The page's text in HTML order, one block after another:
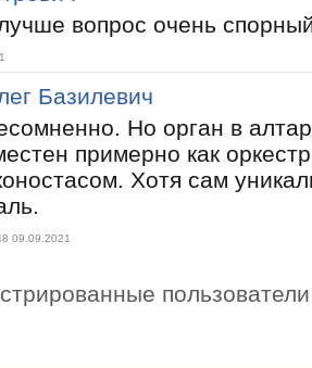
вопрос очень
Базилевич
Но орган в
примерно как
Хотя сам
09.09.2021